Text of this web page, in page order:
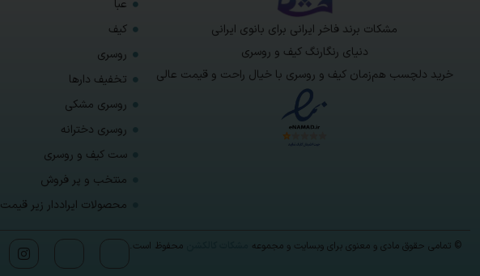
مشکات برند فاخر ایرانی برای بانوی ایرانی
دنیای رنگارنگ کیف و روسری
خرید دلچسب هم‌زمان کیف و روسری با خیال راحت و قیمت عالی
عبا
کیف
روسری
تخفیف دارها
روسری مشکی
روسری دخترانه
ست کیف و روسری
منتخب و پر فروش
محصولات ایراددار زیر قیمت
© تمامی حقوق مادی و معنوی برای وبسایت و مجموعه محفوظ است.